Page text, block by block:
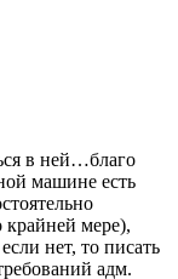
в ней…благо
машине есть
мере),
нет, то писать
адм.